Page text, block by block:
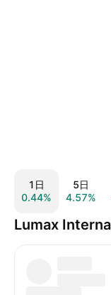
1日
0.44%
5日
4.57%
Lumax